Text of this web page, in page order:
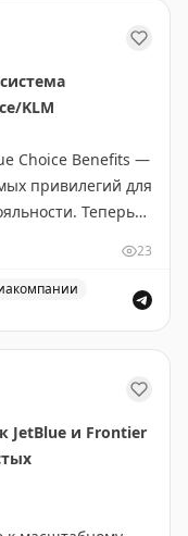
вызвать
Сочи на
KLM
Choice Benefits —
привилегий для
Теперь
возможность
вместо
23
JetBlue и Frontier